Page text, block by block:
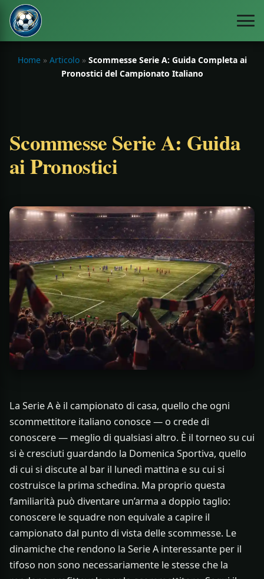
Home» Articolo» Scommesse Serie A: Guida Completa ai
Pronostici del Campionato Italiano
Scommesse Serie A: Guida
ai Pronostici
La Serie A è il campionato di casa, quello che ogni
scommettitore italiano conosce — o crede di
conoscere — meglio di qualsiasi altro. È il torneo su cui
si è cresciuti guardando la Domenica Sportiva, quello
di cui si discute al bar il lunedì mattina e su cui si
costruisce la prima schedina. Ma proprio questa
familiarità può diventare un’arma a doppio taglio:
conoscere le squadre non equivale a capire il
campionato dal punto di vista delle scommesse. Le
dinamiche che rendono la Serie A interessante per il
tifoso non sono necessariamente le stesse che la